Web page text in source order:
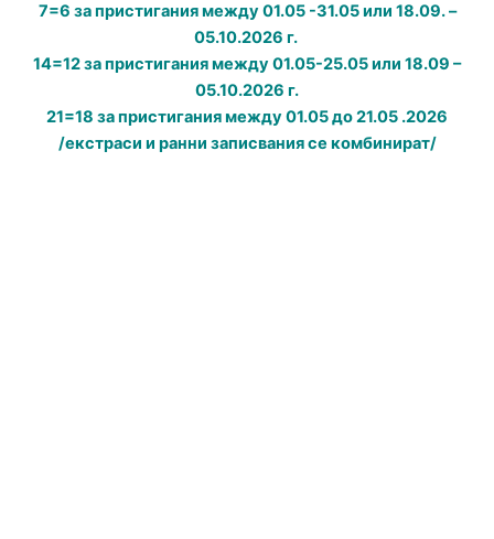
7=6 за пристигания между 01.05 -31.05 или 18.09. –
05.10.2026 г.
14=12 за пристигания между 01.05-25.05 или 18.09 –
05.10.2026 г.
21=18 за пристигания между 01.05 до 21.05 .2026
/екстраси и ранни записвания се комбинират/